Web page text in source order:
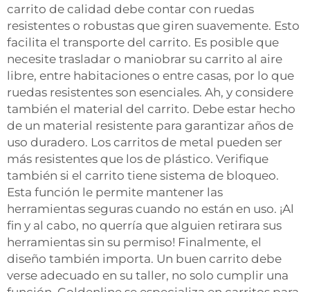
carrito de calidad debe contar con ruedas
resistentes o robustas que giren suavemente. Esto
facilita el transporte del carrito. Es posible que
necesite trasladar o maniobrar su carrito al aire
libre, entre habitaciones o entre casas, por lo que
ruedas resistentes son esenciales. Ah, y considere
también el material del carrito. Debe estar hecho
de un material resistente para garantizar años de
uso duradero. Los carritos de metal pueden ser
más resistentes que los de plástico. Verifique
también si el carrito tiene sistema de bloqueo.
Esta función le permite mantener las
herramientas seguras cuando no están en uso. ¡Al
fin y al cabo, no querría que alguien retirara sus
herramientas sin su permiso! Finalmente, el
diseño también importa. Un buen carrito debe
verse adecuado en su taller, no solo cumplir una